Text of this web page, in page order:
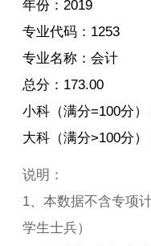
年份：2019
专业代码：1253
专业名称：会计
总分：173.00
小科（满分=100分）
大科（满分>100分）
说明：
1、本数据不含专项
学生士兵）